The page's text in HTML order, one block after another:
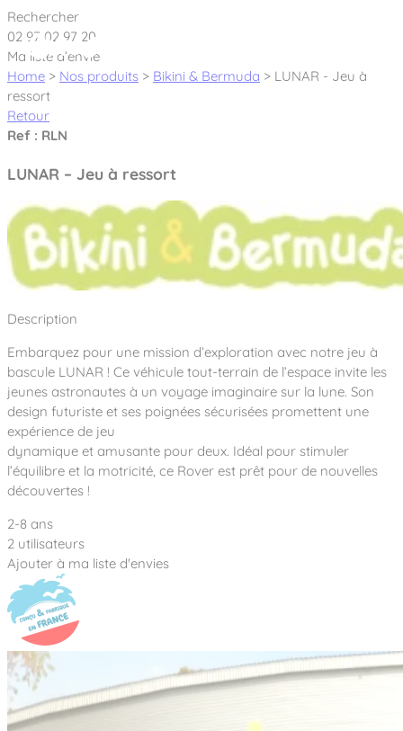
Cookies management panel
Créateur et fabricant d’aires de jeux &
équipements sportifs
Nos dernières actualités
À propos
Notre partenariat avec l’association Rêves de clown
Nos Garanties
Notre concept
Notre entreprise
Notre équipe
Nous rejoindre
Tous nos jeux
Jeux inclusifs
Jeux recyclés
Nos univers
Sport & Fitness Sport&Co®
Agrès fitness
Parcours de santé
Stadium Arena
Street workout
Surfpark
Équipements sportifs
Mobilier & accessoires
Mobilier urbain
Accessoires ludiques
Nos clients
Collectivités
Architectes, Paysagistes-concepteurs
Camping et résidences de vacances
Notre expertise
Des aires intergénérationnelles de
Des aires de jeux pour tous les enfants
L’éco-conception de nos jeux
La végétalisation des cours d’école
Nos matériaux
Nos fonctions ludiques & sportives
Nos sols amortissants
Réalisations
Contact
Les questions fréquentes
Catalogues
Rechercher
02 97 02 97 20
Ma liste d’envie
Home > Nos produits > Bikini & Bermuda > LUNAR - Jeu à
ressort
Retour
Ref : RLN
LUNAR – Jeu à ressort
Description
Embarquez pour une mission d’exploration avec notre jeu à
bascule LUNAR ! Ce véhicule tout-terrain de l’espace invite les
jeunes astronautes à un voyage imaginaire sur la lune. Son
design futuriste et ses poignées sécurisées promettent une
expérience de jeu
dynamique et amusante pour deux. Idéal pour stimuler
l’équilibre et la motricité, ce Rover est prêt pour de nouvelles
découvertes !
2-8 ans
2 utilisateurs
Ajouter à ma liste d'envies